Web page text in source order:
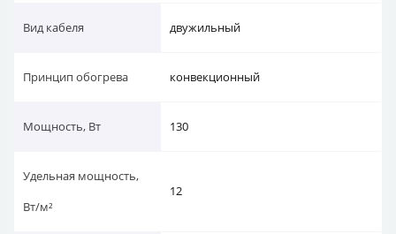
Вид кабеля двужильный
Принцип обогрева конвекционный
Мощность, Вт 130
Удельная мощность,
Вт/м²
12